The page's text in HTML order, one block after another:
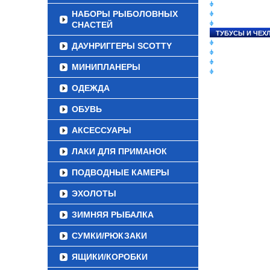
НАБОРЫ РЫБОЛОВНЫХ
СНАСТЕЙ
ДАУНРИГГЕРЫ SCOTTY
МИНИПЛАНЕРЫ
ОДЕЖДА
ОБУВЬ
АКСЕССУАРЫ
ЛАКИ ДЛЯ ПРИМАНОК
ПОДВОДНЫЕ КАМЕРЫ
ЭХОЛОТЫ
ЗИМНЯЯ РЫБАЛКА
СУМКИ/РЮКЗАКИ
ЯЩИКИ/КОРОБКИ
ТУБУСЫ И